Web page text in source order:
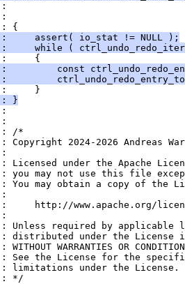
{
assert( io_stat != NULL );
while (
{
const
}
}
:
:
/*
Copyright 2024-2026 Andreas
:
Licensed under the Apache
you may not use this file
You may obtain a copy of the
:
http://www.apache.org/
:
Unless required by applicable
distributed under the License
WITHOUT WARRANTIES OR
See the License for the
limitations under the License.
*/